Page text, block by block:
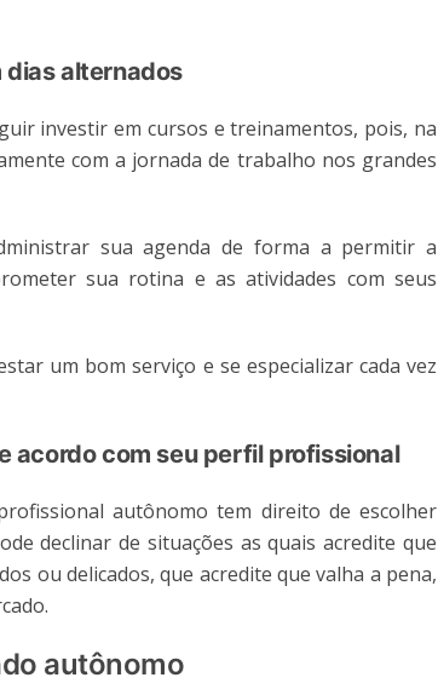
dias alternados
investir em cursos e treinamentos, pois, na
com a jornada de trabalho nos grandes
sua agenda de forma a permitir a
sua rotina e as atividades com seus
um bom serviço e se especializar cada vez
acordo com seu perfil profissional
autônomo tem direito de escolher
declinar de situações as quais acredite que
ou delicados, que acredite que valha a pena,
autônomo